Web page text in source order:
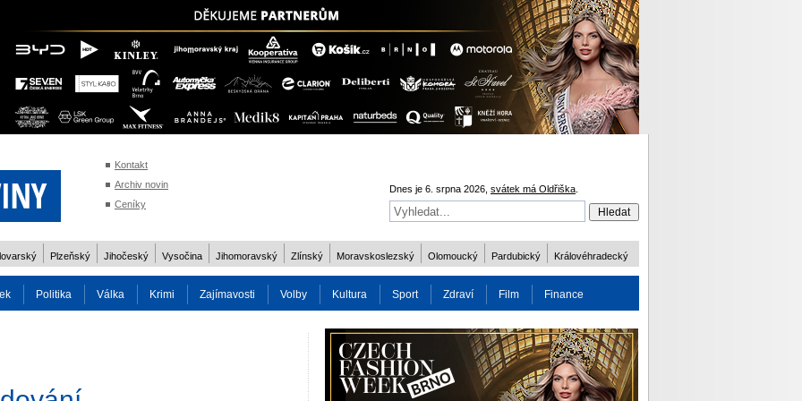
Kontakt
Archiv novin
Ceníky
Dnes je 6. srpna 2026, svátek má Oldřiška
Plzeňský Jihočeský Vysočina Jihomoravský Zlínský Moravskoslezský Olomoucký Pardubický Královéhradecký
Politika Válka Krimi Zajímavosti Volby Kultura Sport Zdraví Film Finance
Charita Osobnost Více ODM 2016